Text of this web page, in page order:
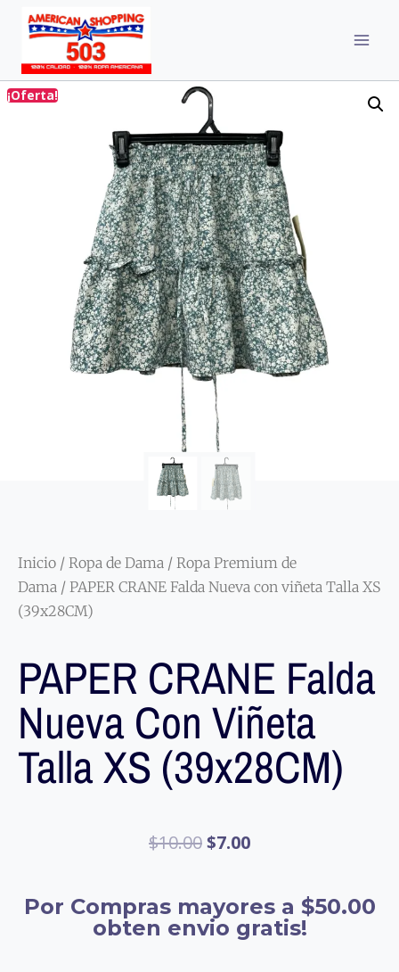
¡Oferta!
Inicio / Ropa de Dama / Ropa Premium de
Dama / PAPER CRANE Falda Nueva con viñeta Talla XS
(39x28CM)
PAPER CRANE Falda
Nueva Con Viñeta
Talla XS (39x28CM)
$10.00$7.00
Por Compras mayores a $50.00
obten envio gratis!